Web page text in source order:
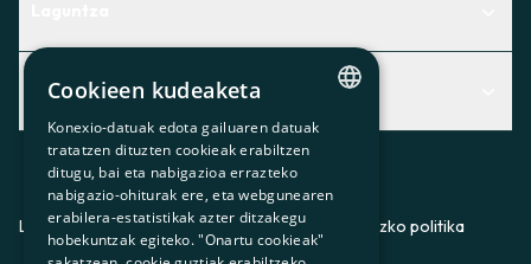
Centro de Ayuda
Aurkitu zerbitzurik egokiena zuretzat
Contacto
Albisteak
Albisteak
Bazkideen txokoa
Prentsa
Lege-oharraPribatutasun-politikaCookieei buruzko politika
CATALAN
SPANISH
GL
BASQUE
Cookieen kudeaketa
Konexio-datuak edota gailuaren datuak
tratatzen dituzten cookieak erabiltzen
ditugu, bai eta nabigazioa errazteko
nabigazio-ohiturak ere, eta webgunearen
erabilera-estatistikak azter ditzakegu
hobekuntzak egiteko. "Onartu cookieak"